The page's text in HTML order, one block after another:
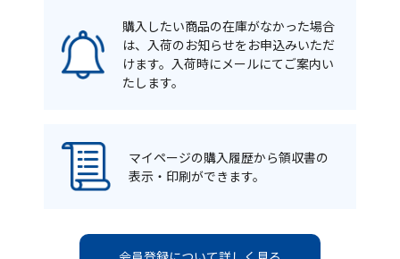
購入したい商品の在庫がなかった場合
は、入荷のお知らせをお申込みいただ
けます。入荷時にメールにてご案内い
たします。
マイページの購入履歴から領収書の
表示・印刷ができます。